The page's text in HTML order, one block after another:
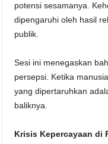
potensi sesamanya.
dipengaruhi oleh hasil
publik.
Sesi ini menegaskan
persepsi. Ketika
yang dipertaruhkan
baliknya.
Krisis Kepercayaan di